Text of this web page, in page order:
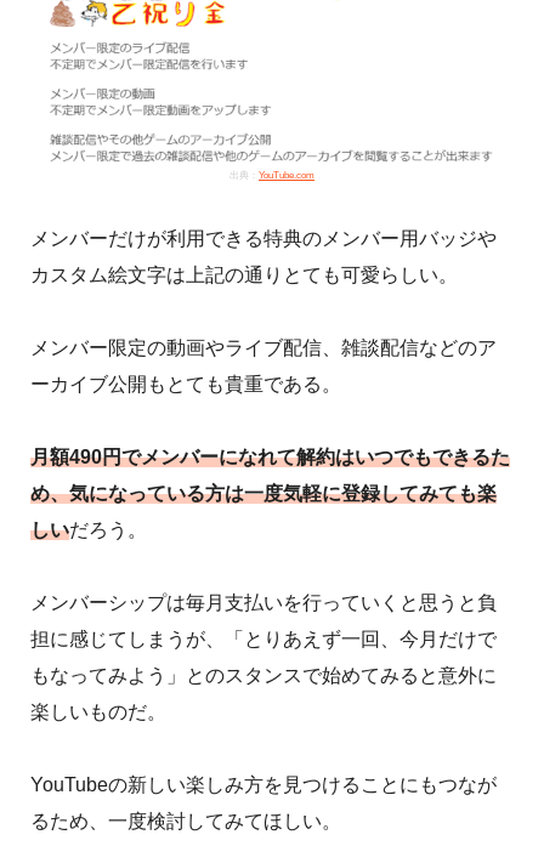
出典： YouTube.com
メンバーだけが利用できる特典のメンバー用バッジや
カスタム絵文字は上記の通りとても可愛らしい。
メンバー限定の動画やライブ配信、雑談配信などのア
ーカイブ公開もとても貴重である。
月額490円でメンバーになれて解約はいつでもできるた
め、気になっている方は一度気軽に登録してみても楽
しいだろう。
メンバーシップは毎月支払いを行っていくと思うと負
担に感じてしまうが、「とりあえず一回、今月だけで
もなってみよう」とのスタンスで始めてみると意外に
楽しいものだ。
YouTubeの新しい楽しみ方を見つけることにもつなが
るため、一度検討してみてほしい。